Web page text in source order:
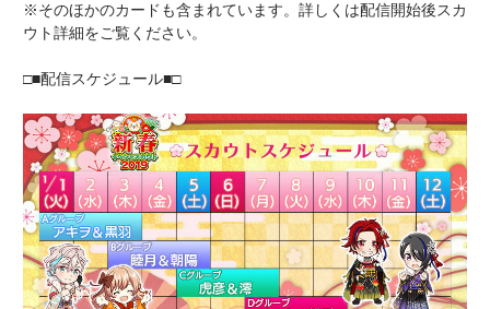
※そのほかのカードも含まれています。詳しくは配信開始後スカ
ウト詳細をご覧ください。
□■配信スケジュール■□